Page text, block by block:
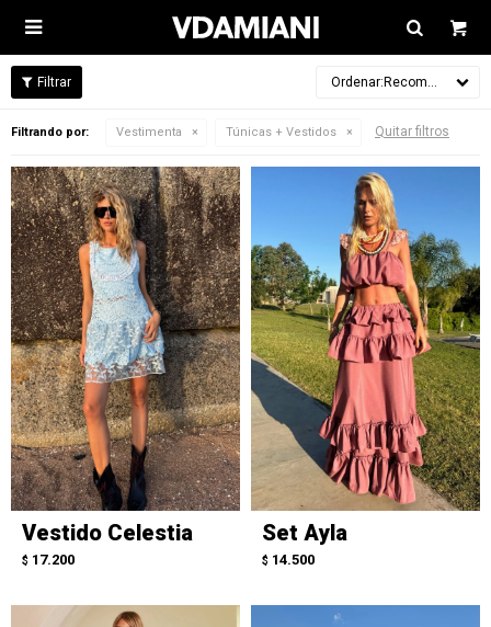

Recomendados
Filtrando por: Vestimenta Túnicas + Vestidos Quitar filtros
Vestido Celestia
$ 17.200
Set Ayla
$ 14.500